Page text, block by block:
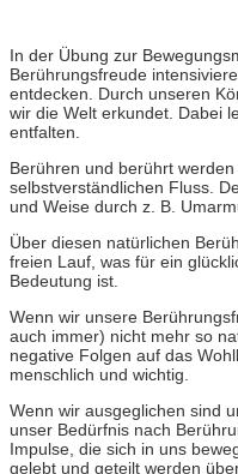
In der Übung zur
Berührungsfreude
entdecken. Durch unseren
wir die Welt erkundet. Dabei
entfalten.
Berühren und berührt
selbstverständlichen Fluss.
und Weise durch z. B.
Über diesen natürlichen
freien Lauf, was für ein
Bedeutung ist.
Wenn wir unsere
auch immer) nicht mehr so
negative Folgen auf das
menschlich und wichtig.
Wenn wir ausgeglichen sind
unser Bedürfnis nach
Impulse, die sich in uns
gelebt und geteilt werden